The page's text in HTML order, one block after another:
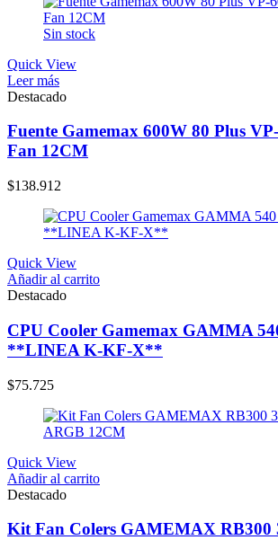
Sin stock
Quick View
Leer más
Destacado
Fuente Gamemax 600W 80 Plus
Fan 12CM
$138.912
Quick View
Añadir al carrito
Destacado
CPU Cooler Gamemax GAMMA
**LINEA K-KF-X**
$75.725
Quick View
Añadir al carrito
Destacado
Kit Fan Colers GAMEMAX RB300